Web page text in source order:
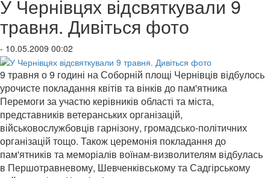
У Чернівцях відсвяткували 9
травня. Дивіться фото
- 10.05.2009 00:02
9 травня о 9 годині на Соборній площі Чернівців відбулось
урочисте покладання квітів та вінків до пам'ятника
Перемоги за участю керівників області та міста,
представників ветеранських організацій,
військовослужбовців гарнізону, громадсько-політичних
організацій тощо. Також церемонія покладання до
пам'ятників та меморіалів воїнам-визволителям відбулась
в Першотравневому, Шевченківському та Садгірському